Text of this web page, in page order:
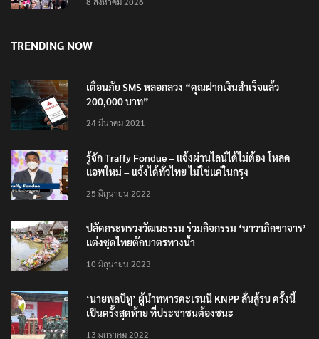
TRENDING NOW
เตือนภัย SMS หลอกลวง “คุณฝากเงินสำเร็จแล้ว
200,000 บาท”
24 มีนาคม 2021
รู้จัก Traffy Fondue – แจ้งผ่านไลน์ได้ไม่ต้อง โหลด
แอพใหม่ – แจ้งได้ทั่วไทย ไม่ใช่แค่ในกรุง
25 มิถุนายน 2022
ปลัดกระทรวงวัฒนธรรม ร่วมกิจกรรม ‘นาวาภิกขาจาร’
แต่งชุดไทยตักบาตรทางน้ำ
10 มิถุนายน 2023
‘นายพลบีทู’ ผู้นำทหารคะเรนนี KNPP ลั่นสู้รบ ครั้งนี้
เป็นครั้งสุดท้าย ที่ประชาชนต้องชนะ
13 มกราคม 2022